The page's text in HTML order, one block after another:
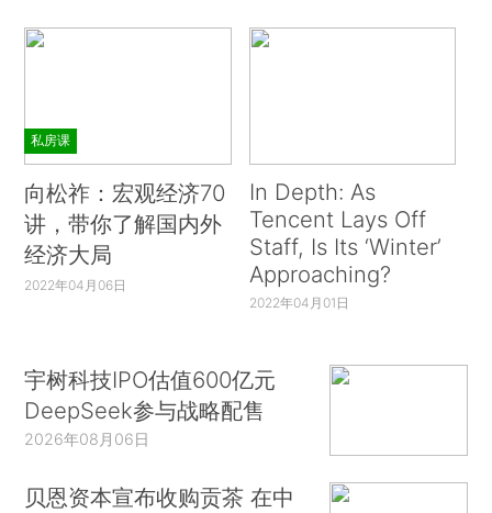
私房课
向松祚：宏观经济70
讲，带你了解国内外
经济大局
2022年04月06日
In Depth: As
Tencent Lays Off
Staff, Is Its ‘Winter’
Approaching?
2022年04月01日
宇树科技IPO估值600亿元
DeepSeek参与战略配售
2026年08月06日
贝恩资本宣布收购贡茶 在中